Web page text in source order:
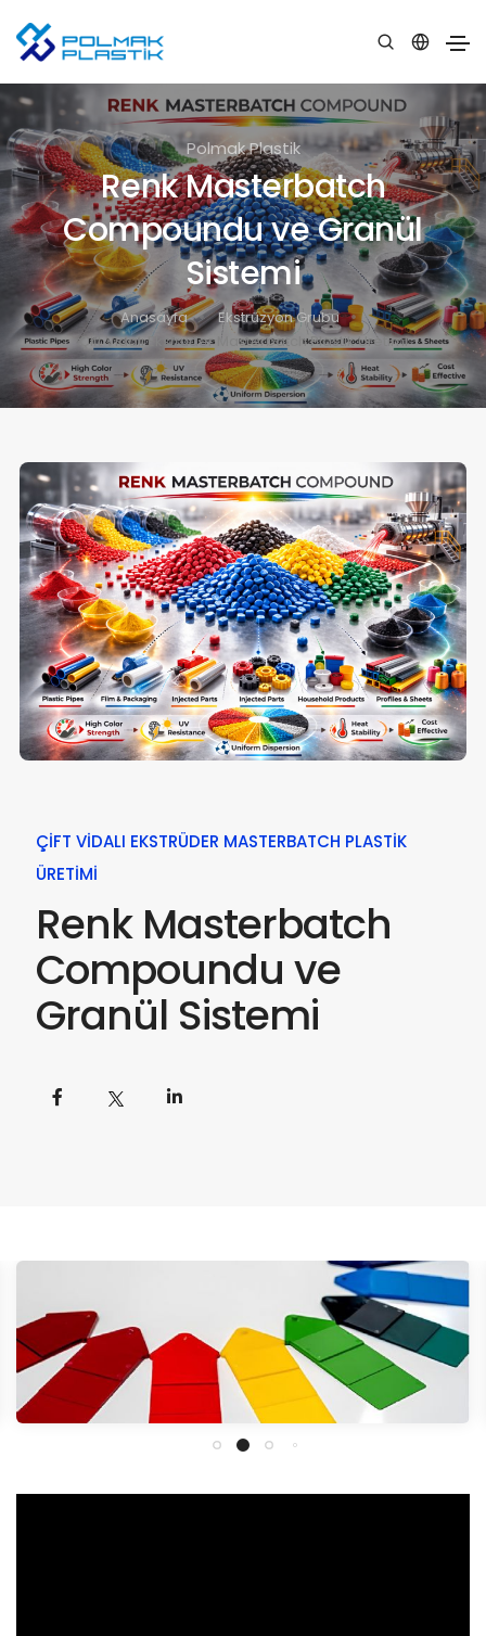
Polmak Plastik
Renk Masterbatch
Compoundu ve Granül
Sistemi
Anasayfa
Ekstrüzyon Grubu
Çift Vidalı Ekstrüder Masterbatch Plastik Üretimi
ÇIFT VIDALI EKSTRÜDER MASTERBATCH PLASTIK
ÜRETIMI
Renk Masterbatch
Compoundu ve
Granül Sistemi